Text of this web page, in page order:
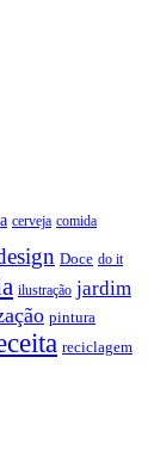
cerveja comida
Doce do it
ilustração jardim
pintura
reciclagem